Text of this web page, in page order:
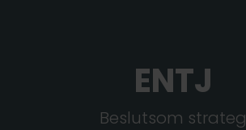
ENTJ
Beslutsom strateg